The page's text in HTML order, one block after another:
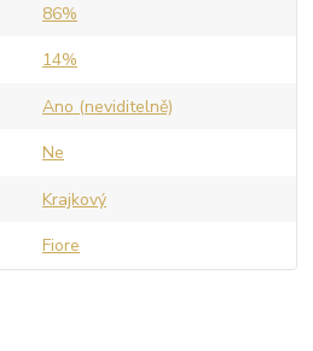
86%
14%
Ano (neviditelně)
Ne
Krajkový
Fiore